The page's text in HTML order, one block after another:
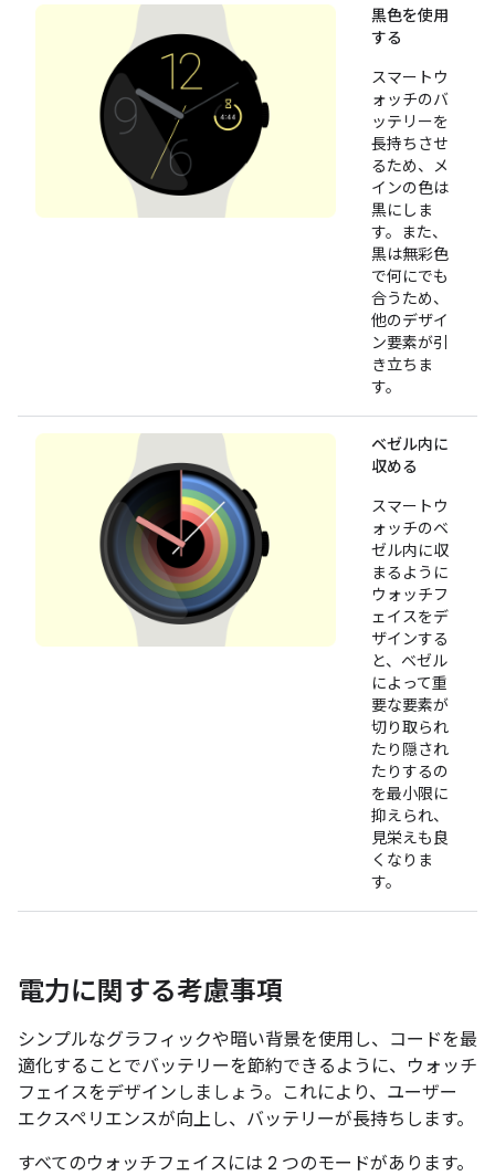
黒色を使用
する
スマートウ
ォッチのバ
ッテリーを
長持ちさせ
るため、メ
インの色は
黒にしま
す。また、
黒は無彩色
で何にでも
合うため、
他のデザイ
ン要素が引
き立ちま
す。
ベゼル内に
収める
スマートウ
ォッチのベ
ゼル内に収
まるように
ウォッチフ
ェイスをデ
ザインする
と、ベゼル
によって重
要な要素が
切り取られ
たり隠され
たりするの
を最小限に
抑えられ、
見栄えも良
くなりま
す。
電力に関する考慮事項
シンプルなグラフィックや暗い背景を使用し、コードを最
適化することでバッテリーを節約できるように、ウォッチ
フェイスをデザインしましょう。これにより、ユーザー
エクスペリエンスが向上し、バッテリーが長持ちします。
すべてのウォッチフェイスには 2 つのモードがあります。